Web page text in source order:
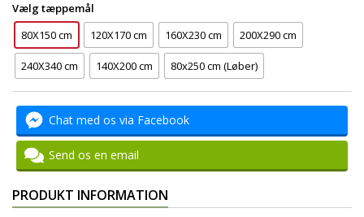
Vælg tæppemål
80X150 cm
120X170 cm 160X230 cm 200X290 cm
240X340 cm 140X200 cm 80x250 cm (Løber)
Chat med os via Facebook
Send os en email
PRODUKT INFORMATION